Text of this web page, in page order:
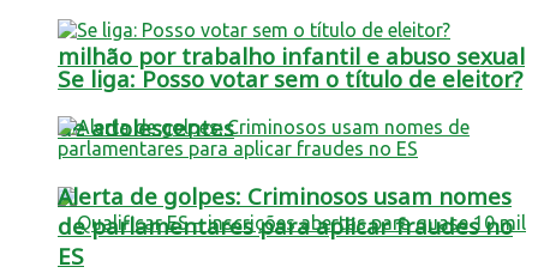
milhão por trabalho infantil e abuso sexual
de adolescentes
Se liga: Posso votar sem o título de eleitor?
Alerta de golpes: Criminosos usam nomes
de parlamentares para aplicar fraudes no
ES